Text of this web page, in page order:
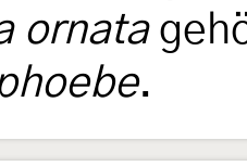
ornata
.